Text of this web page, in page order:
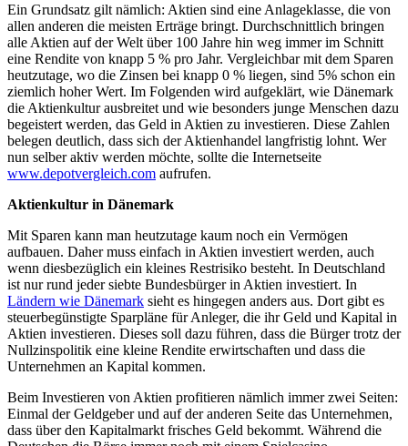
Ein Grundsatz gilt nämlich: Aktien sind eine Anlageklasse, die von
allen anderen die meisten Erträge bringt. Durchschnittlich bringen
alle Aktien auf der Welt über 100 Jahre hin weg immer im Schnitt
eine Rendite von knapp 5 % pro Jahr. Vergleichbar mit dem Sparen
heutzutage, wo die Zinsen bei knapp 0 % liegen, sind 5% schon ein
ziemlich hoher Wert. Im Folgenden wird aufgeklärt, wie Dänemark
die Aktienkultur ausbreitet und wie besonders junge Menschen dazu
begeistert werden, das Geld in Aktien zu investieren. Diese Zahlen
belegen deutlich, dass sich der Aktienhandel langfristig lohnt. Wer
nun selber aktiv werden möchte, sollte die Internetseite
www.depotvergleich.com aufrufen.
Aktienkultur in Dänemark
Mit Sparen kann man heutzutage kaum noch ein Vermögen
aufbauen. Daher muss einfach in Aktien investiert werden, auch
wenn diesbezüglich ein kleines Restrisiko besteht. In Deutschland
ist nur rund jeder siebte Bundesbürger in Aktien investiert. In
Ländern wie Dänemark sieht es hingegen anders aus. Dort gibt es
steuerbegünstigte Sparpläne für Anleger, die ihr Geld und Kapital in
Aktien investieren. Dieses soll dazu führen, dass die Bürger trotz der
Nullzinspolitik eine kleine Rendite erwirtschaften und dass die
Unternehmen an Kapital kommen.
Beim Investieren von Aktien profitieren nämlich immer zwei Seiten:
Einmal der Geldgeber und auf der anderen Seite das Unternehmen,
dass über den Kapitalmarkt frisches Geld bekommt. Während die